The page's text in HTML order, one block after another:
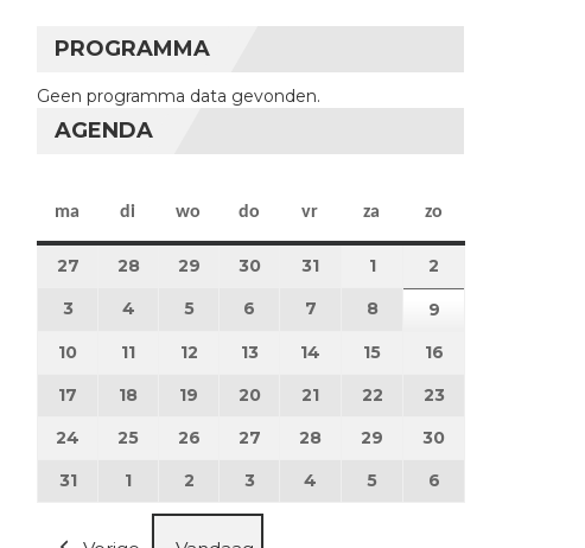
PROGRAMMA
Geen programma data gevonden.
AGENDA
ma maandag
di dinsdag
wo woensdag
do donderdag
vr vrijdag
za zaterdag
zo
27 27 juli 2026
28 28 juli 2026
29 29 juli 2026
3030 juli 2026
31 31 juli 2026
11 augustus 2026
2
3 3 augustus 2026
4 4 augustus 2026
55 augustus 2026
6 6 augustus 2026
7 7 augustus 2026
8 8 augustus 2026
9
10 10 augustus 2026
11 11 augustus 2026
12 12 augustus 2026
13 13 augustus 2026
14 14 augustus 2026
15 15 augustus 2026
16
17 17 augustus 2026
18 18 augustus 2026
19 19 augustus 2026
20 20 augustus 2026
21 21 augustus 2026
22 22 augustus 2026
23
24 24 augustus 2026
25 25 augustus 2026
26 26 augustus 2026
27 27 augustus 2026
28 28 augustus 2026
29 29 augustus 2026
30
3131 augustus 2026
1 1 september 2026
2 2 september 2026
3 3 september 2026
4 4 september 2026
5 5 september 2026
6